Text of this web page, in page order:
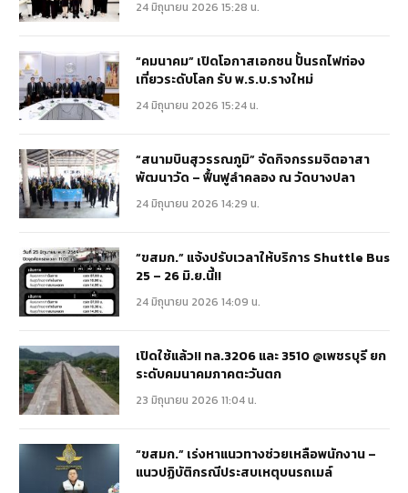
24 มิถุนายน 2026 15:28 น.
“คมนาคม” เปิดโอกาสเอกชน ปั้นรถไฟท่อง
เที่ยวระดับโลก รับ พ.ร.บ.รางใหม่
24 มิถุนายน 2026 15:24 น.
“สนามบินสุวรรณภูมิ” จัดกิจกรรมจิตอาสา
พัฒนาวัด – ฟื้นฟูลำคลอง ณ วัดบางปลา
24 มิถุนายน 2026 14:29 น.
“ขสมก.” แจ้งปรับเวลาให้บริการ Shuttle Bus
25 – 26 มิ.ย.นี้!!
24 มิถุนายน 2026 14:09 น.
เปิดใช้แล้ว!! ทล.3206 และ 3510 @เพชรบุรี ยก
ระดับคมนาคมภาคตะวันตก
23 มิถุนายน 2026 11:04 น.
“ขสมก.” เร่งหาแนวทางช่วยเหลือพนักงาน –
แนวปฏิบัติกรณีประสบเหตุบนรถเมล์